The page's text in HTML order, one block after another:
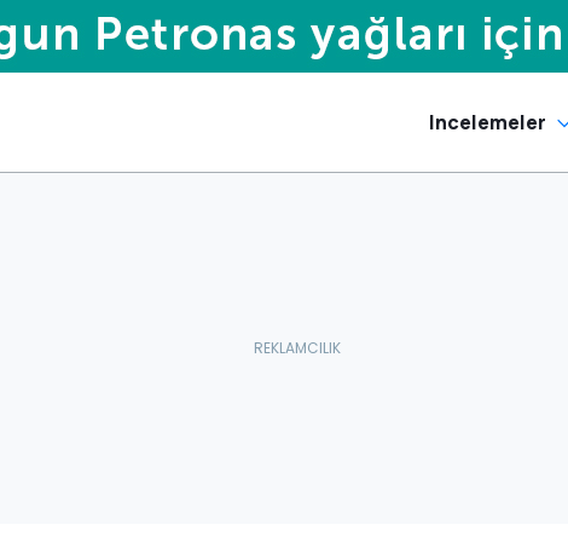
Incelemeler